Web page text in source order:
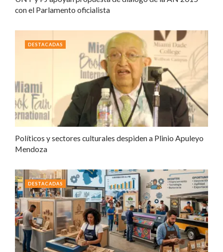
con el Parlamento oficialista
Políticos y sectores culturales despiden a Plinio Apuleyo
Mendoza
DESTACADAS
DESTACADAS